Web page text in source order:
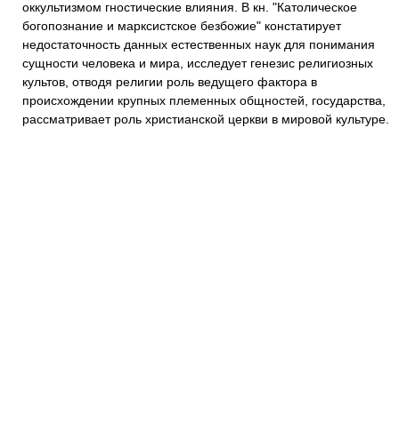
оккультизмом гностические влияния. В кн. "Католическое
богопознание и марксистское безбожие" констатирует
недостаточность данных естественных наук для понимания
сущности человека и мира, исследует генезис религиозных
культов, отводя религии роль ведущего фактора в
происхождении крупных племенных общностей, государства,
рассматривает роль христианской церкви в мировой культуре.